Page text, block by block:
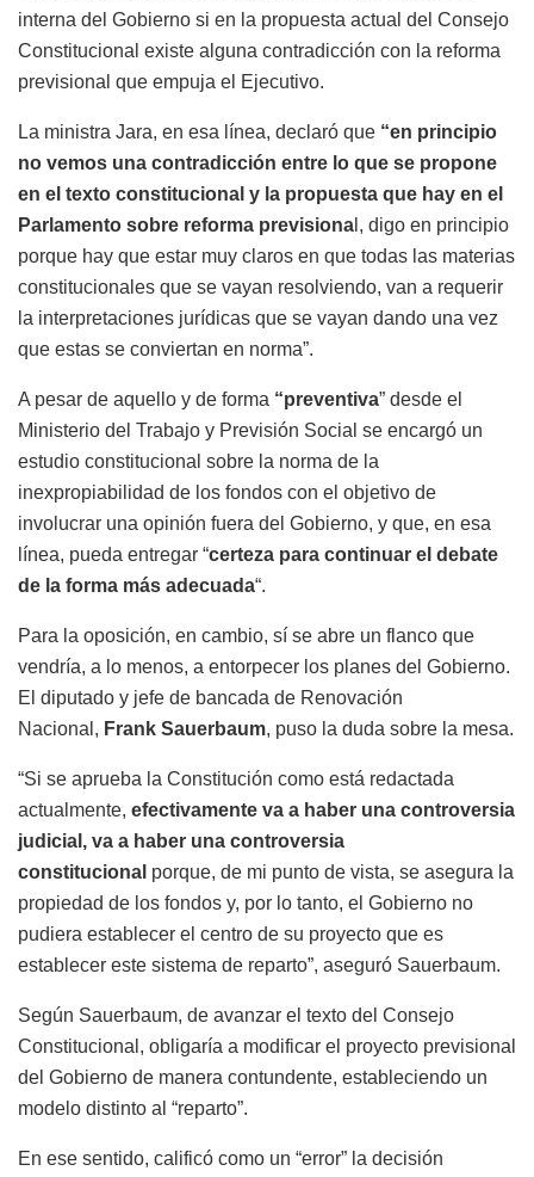
interna del Gobierno si en la propuesta actual del Consejo
Constitucional existe alguna contradicción con la reforma
previsional que empuja el Ejecutivo.
La ministra Jara, en esa línea, declaró que “en principio
no vemos una contradicción entre lo que se propone
en el texto constitucional y la propuesta que hay en el
Parlamento sobre reforma previsiona l, digo en principio
porque hay que estar muy claros en que todas las materias
constitucionales que se vayan resolviendo, van a requerir
la interpretaciones jurídicas que se vayan dando una vez
que estas se conviertan en norma”.
A pesar de aquello y de forma “preventiva” desde el
Ministerio del Trabajo y Previsión Social se encargó un
estudio constitucional sobre la norma de la
inexpropiabilidad de los fondos con el objetivo de
involucrar una opinión fuera del Gobierno, y que, en esa
línea, pueda entregar “certeza para continuar el debate
de la forma más adecuada“.
Para la oposición, en cambio, sí se abre un flanco que
vendría, a lo menos, a entorpecer los planes del Gobierno.
El diputado y jefe de bancada de Renovación
Nacional, Frank Sauerbaum, puso la duda sobre la mesa.
“Si se aprueba la Constitución como está redactada
actualmente, efectivamente va a haber una controversia
judicial, va a haber una controversia
constitucional porque, de mi punto de vista, se asegura la
propiedad de los fondos y, por lo tanto, el Gobierno no
pudiera establecer el centro de su proyecto que es
establecer este sistema de reparto”, aseguró Sauerbaum.
Según Sauerbaum, de avanzar el texto del Consejo
Constitucional, obligaría a modificar el proyecto previsional
del Gobierno de manera contundente, estableciendo un
modelo distinto al “reparto”.
En ese sentido, calificó como un “error” la decisión